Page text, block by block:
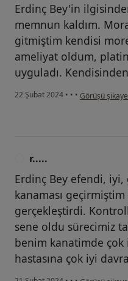
Erdinç Bey'in
memnun kaldım.
gitmiştim kendisi
ameliyat oldum, platin
uyguladı.
22 Şubat 2024 • • • kullanıcının
Görüşü
r.....
Erdinç Bey efendi,
kanaması
gerçekleştirdi.
sene oldu sürecimiz
benim kanatimde
hastasına çok iyi
kullanıcının